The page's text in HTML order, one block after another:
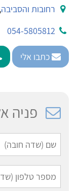
רחובות והסביבה
054-5805812
כתבו אלי
פניה